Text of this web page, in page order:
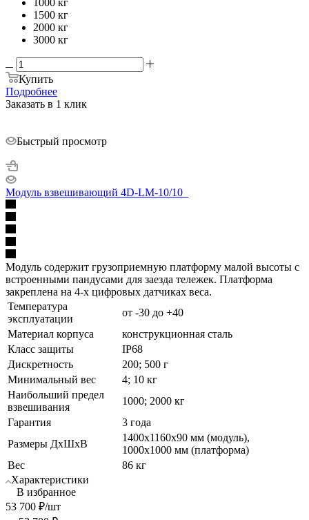
1500 кг
2000 кг
3000 кг
Купить
Подробнее
Заказать в 1 клик
Быстрый просмотр
Модуль взвешивающий 4D-LM-10/10_
Модуль содержит грузоприемную платформу малой высоты с
встроенными пандусами для заезда тележек. Платформа
закреплена на 4-х цифровых датчиках веса.
Температура
эксплуатации
от -30 до +40
Материал корпуса
конструкционная сталь
Класс защиты
IP68
Дискретность
200; 500 г
Минимальный вес
4; 10 кг
Наибольший предел
взвешивания
1000; 2000 кг
Гарантия
3 года
Размеры ДхШхВ
1400х1160х90 мм (модуль),
1000х1000 мм (платформа)
Вес
86 кг
Характеристики
В избранное
53 700 ₽/шт